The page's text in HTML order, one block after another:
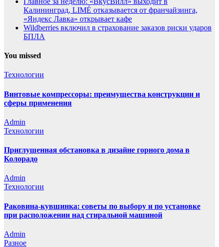
Калининград, LIMÉ отказывается от франчайзинга,
«Яндекс Лавка» открывает кафе
Wildberries включил в страхование заказов риски ударов
БПЛА
You missed
Технологии
Винтовые компрессоры: преимущества конструкции и
сферы применения
Admin
Технологии
Приглушенная обстановка в дизайне горного дома в
Колорадо
Admin
Технологии
Раковина-кувшинка: советы по выбору и по установке
при расположении над стиральной машиной
Admin
Разное